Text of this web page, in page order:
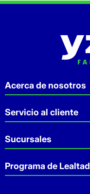
Acerca de nosotros
Quiénes somos
Sostenibilidad
Aviso de privacidad
Servicio al cliente
Preguntas Frecuentes
Contacto
Facturación
Sucursales
Sucursales
Servicio a Domicilio
Programa de Lealtad